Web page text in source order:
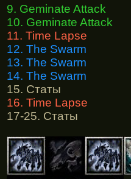
9. Geminate Attack
10. Geminate Attack
11. Time Lapse
12. The Swarm
13. The Swarm
14. The Swarm
15. Статы
16. Time Lapse
17-25. Статы